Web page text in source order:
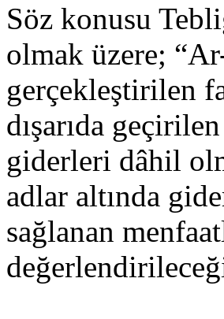
Söz konusu
olmak üzere;
gerçekleştirilen
dışarıda
giderleri dâhil
adlar altında
sağlanan